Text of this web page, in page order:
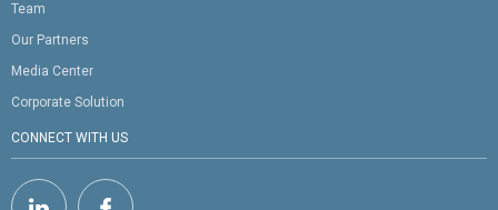
Team
Our Partners
Media Center
Corporate Solution
CONNECT WITH US